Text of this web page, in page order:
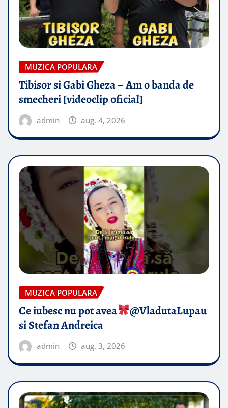
MUZICA POPULARA
Tibisor si Gabi Gheza – Am o banda de
smecheri [videoclip oficial]
admin aug. 4, 2026
MUZICA POPULARA
Ce iubesc nu pot avea
​@VladutaLupau
si Stefan Andreica
admin aug. 3, 2026